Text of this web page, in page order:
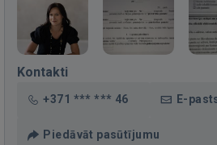
Kontakti
+371 *** *** 46 E-
Piedāvāt pasūtījumu